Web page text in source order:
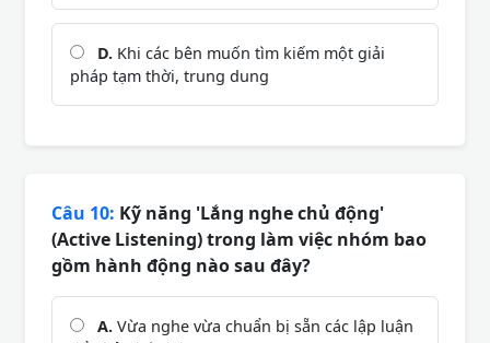
D. Khi các bên muốn tìm kiếm một giải
pháp tạm thời, trung dung
Câu 10: Kỹ năng 'Lắng nghe chủ động'
(Active Listening) trong làm việc nhóm bao
gồm hành động nào sau đây?
A. Vừa nghe vừa chuẩn bị sẵn các lập luận